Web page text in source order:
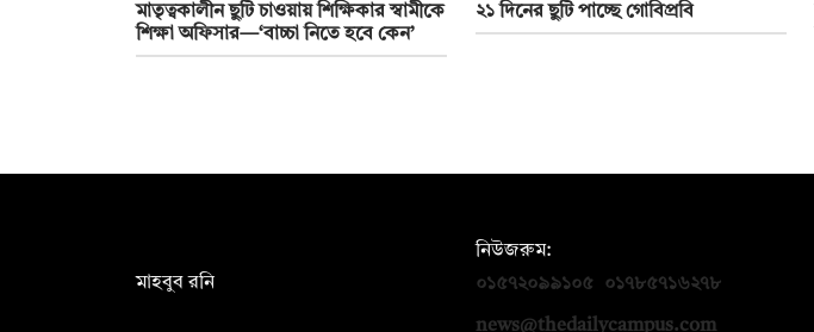
মাতৃত্বকালীন ছুটি চাওয়ায় শিক্ষিকার স্বামীকে
শিক্ষা অফিসার—‘বাচ্চা নিতে হবে কেন’
২১ দিনের ছুটি পাচ্ছে গোবিপ্রবি
মাহবুব রনি
নিউজরুম:
০১৫৭২০৯৯১০৫
০১৭৮৫৭১৬২৭৮
news@thedailycampus.com